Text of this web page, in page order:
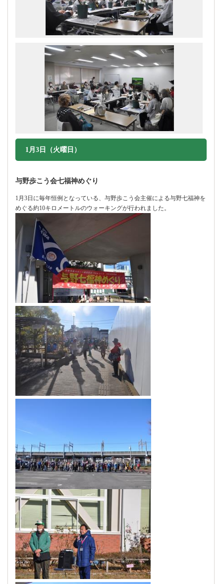
1月3日（火曜日）
与野歩こう会七福神めぐり
1月3日に毎年恒例となっている、与野歩こう会主催による与野七福神を
めぐる約10キロメートルのウォーキングが行われました。